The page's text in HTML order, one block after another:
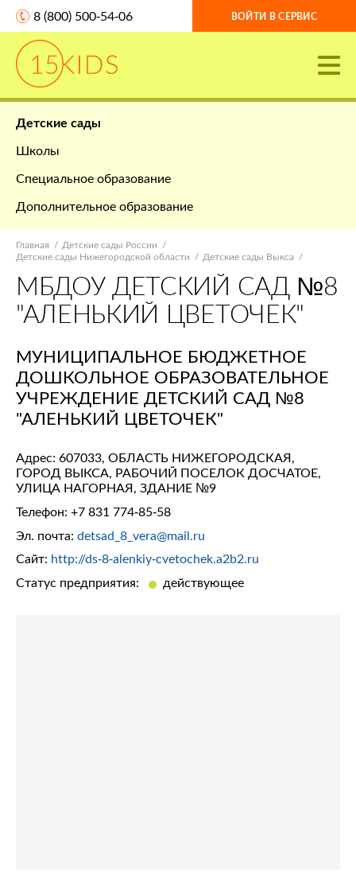
8 (800) 500-54-06 ВОЙТИ В СЕРВИС
Детские сады
Школы
Специальное образование
Дополнительное образование
Главная
Детские сады России
Детские сады Нижегородской области
Детские сады Выкса
МБДОУ ДЕТСКИЙ САД №8
"АЛЕНЬКИЙ ЦВЕТОЧЕК"
МУНИЦИПАЛЬНОЕ БЮДЖЕТНОЕ
ДОШКОЛЬНОЕ ОБРАЗОВАТЕЛЬНОЕ
УЧРЕЖДЕНИЕ ДЕТСКИЙ САД №8
"АЛЕНЬКИЙ ЦВЕТОЧЕК"
Адрес: 607033, ОБЛАСТЬ НИЖЕГОРОДСКАЯ,
ГОРОД ВЫКСА, РАБОЧИЙ ПОСЕЛОК ДОСЧАТОЕ,
УЛИЦА НАГОРНАЯ, ЗДАНИЕ №9
Телефон: +7 831 774-85-58
Эл. почта: detsad_8_vera@mail.ru
Сайт: http://ds-8-alenkiy-cvetochek.a2b2.ru
Статус предприятия:
действующее